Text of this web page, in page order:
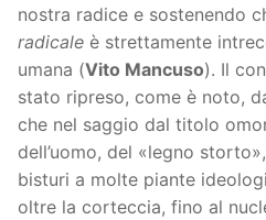
nostra radice e sostenendo
radicale è strettamente
umana (Vito Mancuso). Il
stato ripreso, come è noto,
che nel saggio dal titolo
dell’uomo, del «legno
bisturi a molte piante
oltre la corteccia, fino al